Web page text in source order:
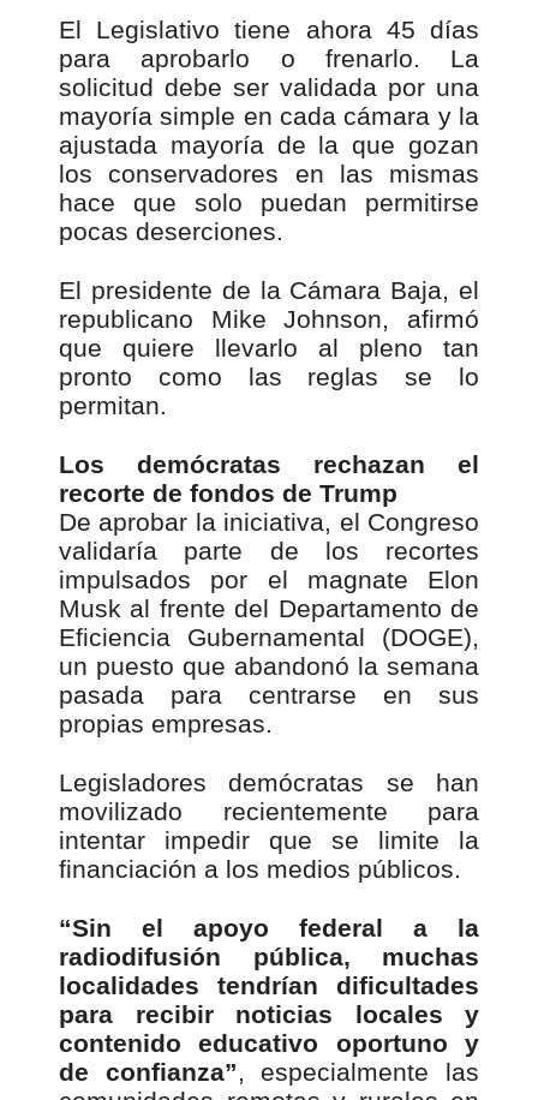
El Legislativo tiene ahora 45 días
para aprobarlo o frenarlo. La
solicitud debe ser validada por una
mayoría simple en cada cámara y la
ajustada mayoría de la que gozan
los conservadores en las mismas
hace que solo puedan permitirse
pocas deserciones.
El presidente de la Cámara Baja, el
republicano Mike Johnson, afirmó
que quiere llevarlo al pleno tan
pronto como las reglas se lo
permitan.
Los demócratas rechazan el
recorte de fondos de Trump
De aprobar la iniciativa, el Congreso
validaría parte de los recortes
impulsados por el magnate Elon
Musk al frente del Departamento de
Eficiencia Gubernamental (DOGE),
un puesto que abandonó la semana
pasada para centrarse en sus
propias empresas.
Legisladores demócratas se han
movilizado recientemente para
intentar impedir que se limite la
financiación a los medios públicos.
“Sin el apoyo federal a la
radiodifusión pública, muchas
localidades tendrían dificultades
para recibir noticias locales y
contenido educativo oportuno y
de confianza”, especialmente las